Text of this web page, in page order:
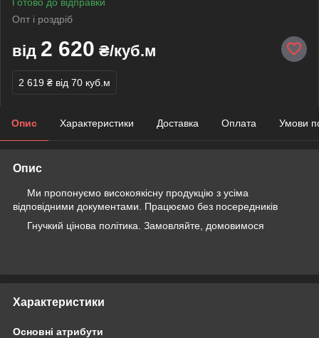
Опт і роздріб
від 2 620 ₴/куб.м
2 619 ₴ від 70 куб.м
Опис Характеристики Доставка Оплата Умови
Опис
Ми пропонуємо високоякісну продукцію з усіма
відповідними документами. Працюємо без посередників
Гнучкий цінова політика. Замовляйте, домовимося
Характеристики
Основні атрибути